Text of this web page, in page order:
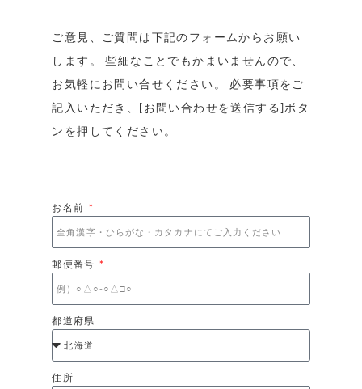
ご意見、ご質問は下記のフォームからお願い
します。 些細なことでもかまいませんので、
お気軽にお問い合せください。 必要事項をご
記入いただき、[お問い合わせを送信する]ボタ
ンを押してください。
お名前
郵便番号
都道府県
住所